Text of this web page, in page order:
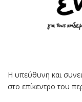
Η υπεύθυνη και
στο επίκεντρο του